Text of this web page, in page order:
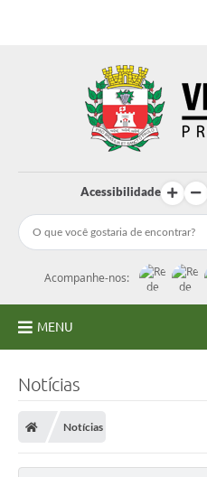
Acessibilidade
Acompanhe-nos:
MENU
Notícias
Notícias